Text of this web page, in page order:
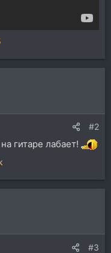
#2
гитаре лабает!
#3